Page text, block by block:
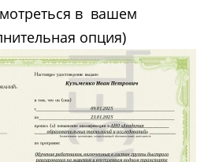
в вашем
опция)